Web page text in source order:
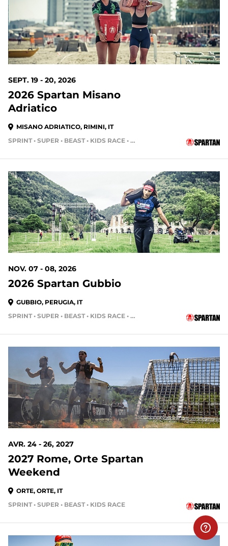
SEPT. 19 - 20, 2026
2026 Spartan Misano
Adriatico
MISANO ADRIATICO, RIMINI, IT
SPRINT • SUPER • BEAST • KIDS RACE • HH4HR
NOV. 07 - 08, 2026
2026 Spartan Gubbio
GUBBIO, PERUGIA, IT
SPRINT • SUPER • BEAST • KIDS RACE • HH4HR
AVR. 24 - 26, 2027
2027 Rome, Orte Spartan
Weekend
ORTE, ORTE, IT
SPRINT • SUPER • BEAST • KIDS RACE